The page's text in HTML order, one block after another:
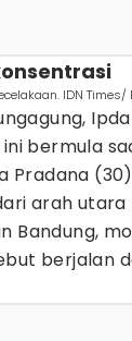
IDN
bermula
Pradana
arah utara
Bandung,
berjalan